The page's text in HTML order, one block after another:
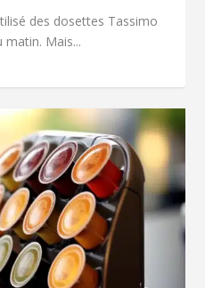
des dosettes Tassimo
Mais...